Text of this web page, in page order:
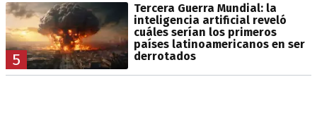
5
Tercera Guerra Mundial: la
inteligencia artificial reveló
cuáles serían los primeros
países latinoamericanos en ser
derrotados